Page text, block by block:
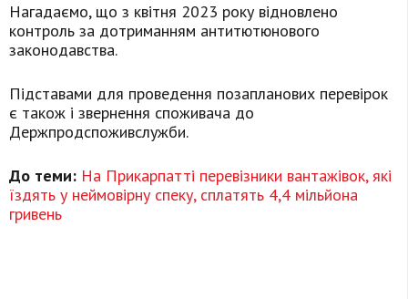
Нагадаємо, що з квітня 2023 року відновлено
контроль за дотриманням антитютюнового
законодавства.
Підставами для проведення позапланових перевірок
є також і звернення споживача до
Держпродспоживслужби.
До теми: На Прикарпатті перевізники вантажівок, які
їздять у неймовірну спеку, сплатять 4,4 мільйона
гривень